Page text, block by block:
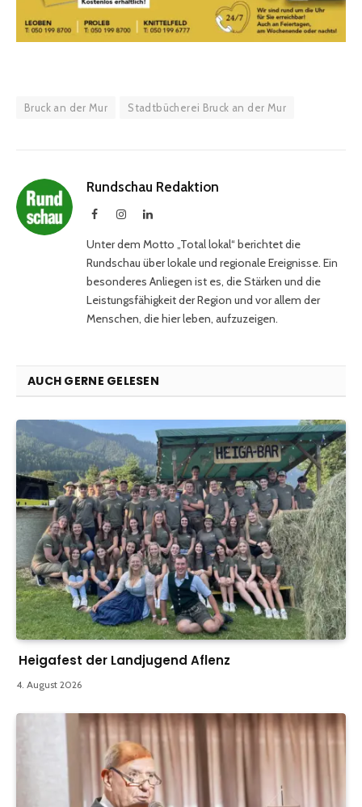
Bruck an der Mur Stadtbücherei Bruck an der Mur
Rundschau Redaktion
FacebookInstagramLinkedIn
Unter dem Motto „Total lokal“ berichtet die
Rundschau über lokale und regionale Ereignisse. Ein
besonderes Anliegen ist es, die Stärken und die
Leistungsfähigkeit der Region und vor allem der
Menschen, die hier leben, aufzuzeigen.
AUCH GERNE GELESEN
Heigafest der Landjugend Aflenz
4. August 2026